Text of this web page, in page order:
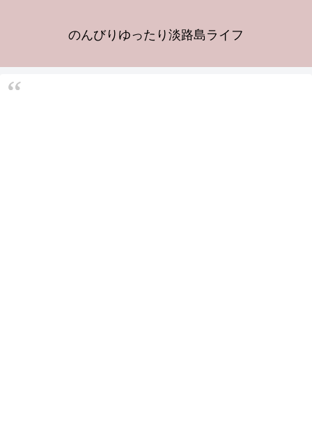
のんびりゆったり淡路島ライフ